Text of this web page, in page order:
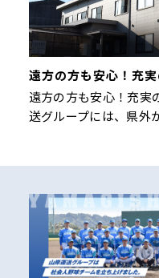
遠方の方も安心！充実
遠方の方も安心！充実
送グループには、県外